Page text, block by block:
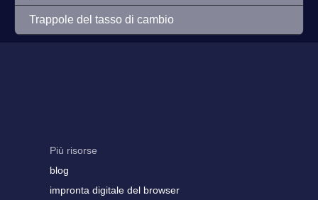
Trappole del tasso di cambio
Più risorse
blog
impronta digitale del browser